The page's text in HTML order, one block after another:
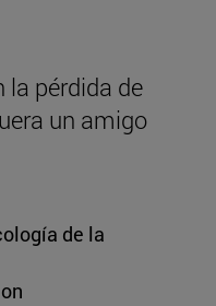
la pérdida de
un amigo
de la